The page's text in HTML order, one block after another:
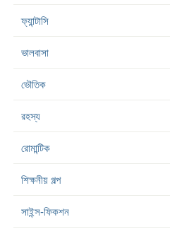
ফ্যান্টাসি
ভালবাসা
ভৌতিক
রহস্য
রোমান্টিক
শিক্ষনীয় গল্প
সাইন্স-ফিকশন